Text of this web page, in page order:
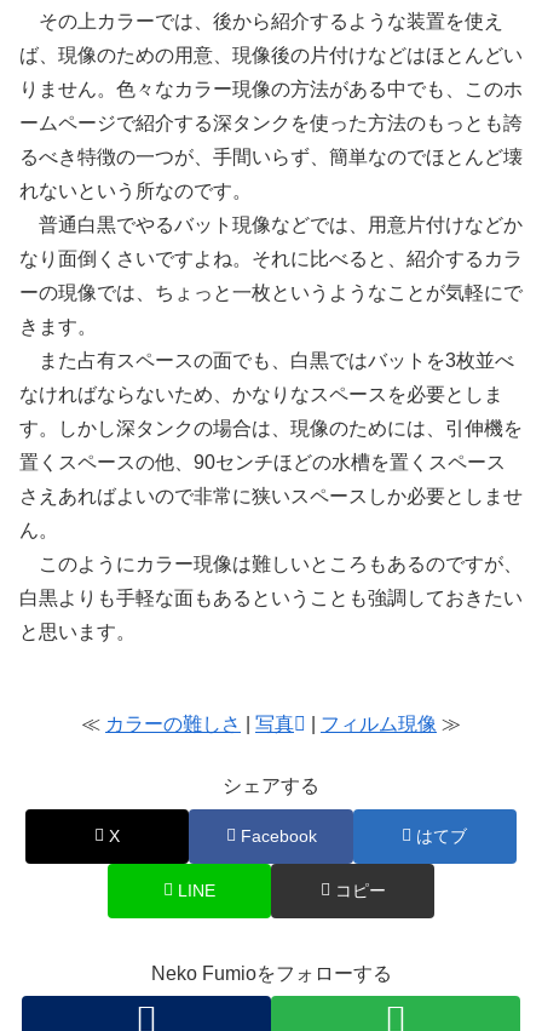
その上カラーでは、後から紹介するような装置を使え
ば、現像のための用意、現像後の片付けなどはほとんどい
りません。色々なカラー現像の方法がある中でも、このホ
ームページで紹介する深タンクを使った方法のもっとも誇
るべき特徴の一つが、手間いらず、簡単なのでほとんど壊
れないという所なのです。
普通白黒でやるバット現像などでは、用意片付けなどか
なり面倒くさいですよね。それに比べると、紹介するカラ
ーの現像では、ちょっと一枚というようなことが気軽にで
きます。
また占有スペースの面でも、白黒ではバットを3枚並べ
なければならないため、かなりなスペースを必要としま
す。しかし深タンクの場合は、現像のためには、引伸機を
置くスペースの他、90センチほどの水槽を置くスペース
さえあればよいので非常に狭いスペースしか必要としませ
ん。
このようにカラー現像は難しいところもあるのですが、
白黒よりも手軽な面もあるということも強調しておきたい
と思います。
≪ カラーの難しさ 写真 フィルム現像 ≫
シェアする
X Facebook はてブ
LINE コピー
Neko Fumioをフォローする